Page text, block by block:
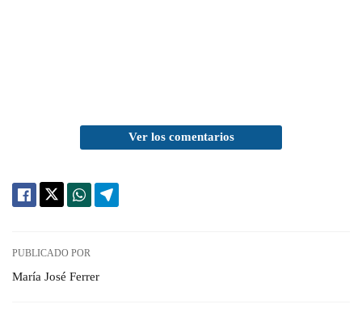
Ver los comentarios
PUBLICADO POR
María José Ferrer